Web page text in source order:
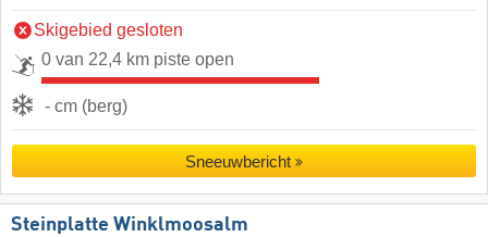
Skigebied gesloten
0 van 22,4 km piste open
- cm (berg)
Sneeuwbericht
Steinplatte Winklmoosalm